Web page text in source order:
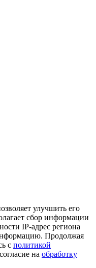
улучшить его
сбор информации
IP-адрес региона
Продолжая
с политикой
на обработку